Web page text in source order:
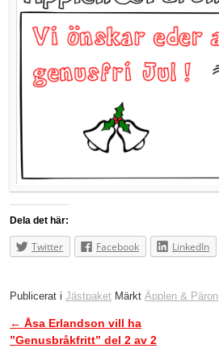
Dela det här:
Twitter Facebook LinkedIn
Publicerat i Jästpaket Märkt Äpplen & Päron
Inläggsnavigering
← Åsa Erlandson vill ha
”Genusbråkfritt” del 2 av 2